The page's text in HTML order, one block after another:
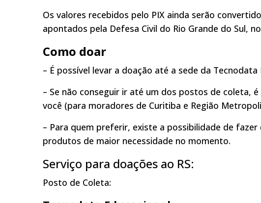
Os valores recebidos pelo PIX ainda serão
apontados pela Defesa Civil do Rio Grande do Sul,
Como doar
– É possível levar a doação até a sede da
– Se não conseguir ir até um dos postos de coleta,
você (para moradores de Curitiba e Região
– Para quem preferir, existe a possibilidade de
produtos de maior necessidade no momento.
Serviço para doações ao RS:
Posto de Coleta: